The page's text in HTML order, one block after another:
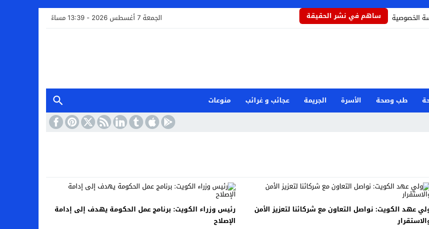
الخصوصية ساهم في نشر الحقيقة الجمعة 7 أغسطس 2026 - 13:39 مساءً
طب وصحة الأسرة الجريمة عجائب و غرائب
منوعات
عهد الكويت: نواصل التعاون مع شركائنا لتعزيز الأمن
رئيس وزراء الكويت: برنامج عمل الحكومة يهدف إلى إدامة
الإصلاح